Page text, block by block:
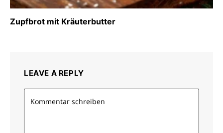
Zupfbrot mit Kräuterbutter
LEAVE A REPLY